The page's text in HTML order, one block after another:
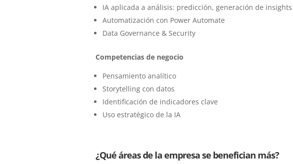
IA aplicada a análisis: predicción, generación de insights
Automatización con Power Automate
Data Governance & Security
Competencias de negocio
Pensamiento analítico
Storytelling con datos
Identificación de indicadores clave
Uso estratégico de la IA
¿Qué áreas de la empresa se benefician más?